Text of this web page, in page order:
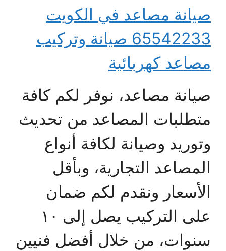
صيانة مصاعد في الكويت
65542233 صيانة وتركيب
مصاعد كهربائية
صيانة مصاعد، نوفر لكم كافة
متطلبات المصاعد من تحديث
وتوريد وصيانة لكافة أنواع
المصاعد التجارية، وبأقل
الأسعار ونقدم لكم ضمان
على التركيب يصل إلى ١٠
سنوات، من خلال أفضل فنيين